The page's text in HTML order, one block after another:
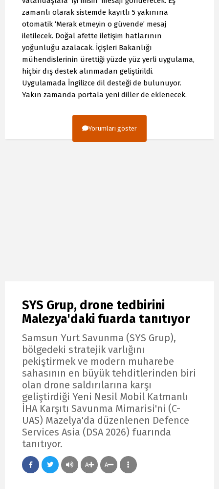
zamanlı olarak sistemde kayıtlı 5 yakınına
otomatik ‘Merak etmeyin o güvende’ mesaj
iletilecek. Doğal afette iletişim hatlarının
yoğunluğu azalacak. İçişleri Bakanlığı
mühendislerinin ürettiği yüzde yüz yerli uygulama,
hiçbir dış destek alınmadan geliştirildi.
Uygulamada İngilizce dil desteği de bulunuyor.
Yakın zamanda portala yeni diller de eklenecek.
Yorumları göster
SYS Grup, drone tedbirini
Malezya'daki fuarda tanıtıyor
Samsun Yurt Savunma (SYS Grup),
bölgedeki stratejik varlığını
pekiştirmek ve modern muharebe
sahasının en büyük tehditlerinden biri
olan drone saldırılarına karşı
geliştirdiği Yeni Nesil Mobil Katmanlı
İHA Karşıtı Savunma Mimarisi'ni (C-
UAS) Mazelya'da düzenlenen Defence
Services Asia (DSA 2026) fuarında
tanıtıyor.
A A